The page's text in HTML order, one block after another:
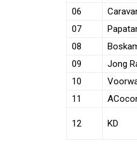
06
07
08
09
Jong
10
11
12 KD